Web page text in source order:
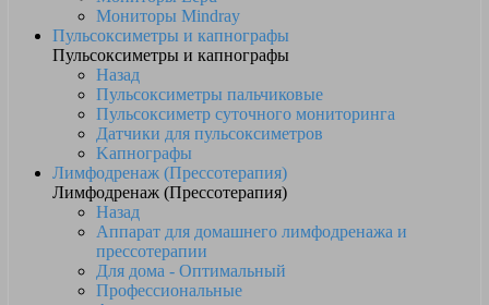
Мониторы Mindray
Пульсоксиметры и капнографы
Пульсоксиметры и капнографы
Назад
Пульсоксиметры пальчиковые
Пульсоксиметр суточного мониторинга
Датчики для пульсоксиметров
Kапнографы
Лимфодренаж (Прессотерапия)
Лимфодренаж (Прессотерапия)
Назад
Аппарат для домашнего лимфодренажа и
прессотерапии
Для дома - Оптимальный
Профессиональные